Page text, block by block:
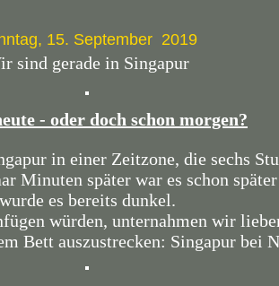
15. September 2019
sind gerade in Singapur
- oder doch schon morgen?
in einer Zeitzone, die sechs
Minuten später war es schon
wurde es bereits dunkel.
würden, unternahmen wir
Bett auszustrecken: Singapur bei